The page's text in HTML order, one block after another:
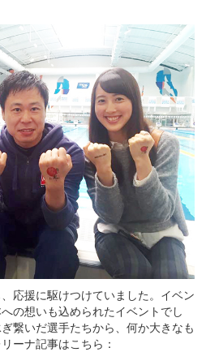
応援に駆けつけていました。イベン
の想いも込められたイベントでし
繋いだ選手たちから、何か大きなも
ーナ記事はこちら：